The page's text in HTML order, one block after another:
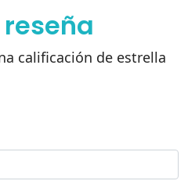
calificación de estrella